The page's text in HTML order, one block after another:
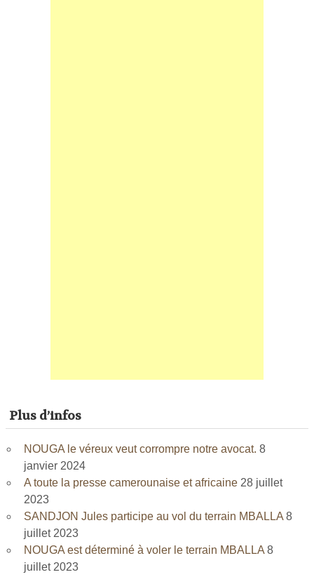
Plus d’infos
NOUGA le véreux veut corrompre notre avocat. 8
janvier 2024
A toute la presse camerounaise et africaine 28 juillet
2023
SANDJON Jules participe au vol du terrain MBALLA 8
juillet 2023
NOUGA est déterminé à voler le terrain MBALLA 8
juillet 2023